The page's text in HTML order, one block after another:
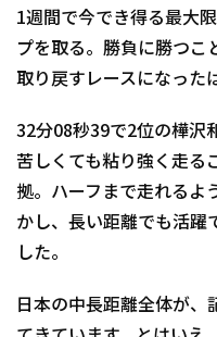
1週間で今でき得る最大
プを取る。勝負に勝つこ
取り戻すレースになった
32分08秒39で2位の樺沢
苦しくても粘り強く走る
拠。ハーフまで走れるよ
かし、長い距離でも活躍
した。
日本の中長距離全体が、